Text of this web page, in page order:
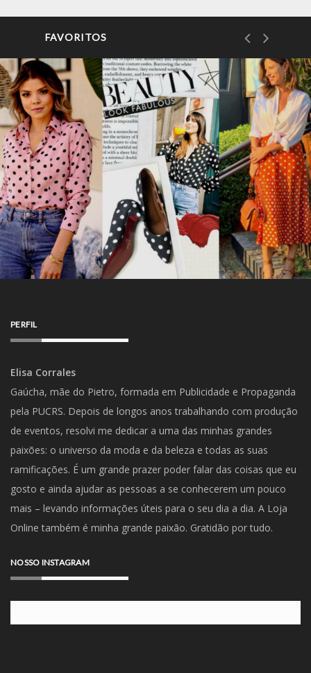
FAVORITOS
PERFIL
Elisa Corrales
Gaúcha, mãe do Pietro, formada em Publicidade e Propaganda
pela PUCRS. Depois de longos anos trabalhando com produção
de eventos, resolvi me dedicar a uma das minhas grandes
paixões: o universo da moda e da beleza e todas as suas
ramificações. É um grande prazer poder falar das coisas que eu
gosto e ainda ajudar as pessoas a se conhecerem um pouco
mais – levando informações úteis para o seu dia a dia. A Loja
Online também é minha grande paixão. Gratidão por tudo.
NOSSO INSTAGRAM